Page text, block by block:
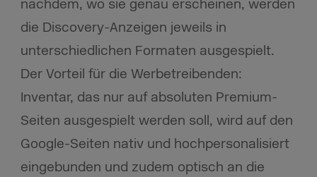
nachdem, wo sie genau erscheinen, werden
die Discovery-Anzeigen jeweils in
unterschiedlichen Formaten ausgespielt.
Der Vorteil für die Werbetreibenden:
Inventar, das nur auf absoluten Premium-
Seiten ausgespielt werden soll, wird auf den
Google-Seiten nativ und hochpersonalisiert
eingebunden und zudem optisch an die